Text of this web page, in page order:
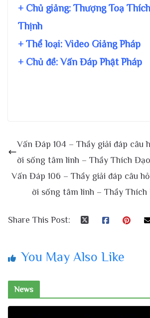
+ Chủ giảng: Thượng Toạ
Thịnh
+ Thể loại: Video Giảng Pháp
+ Chủ đề:Vấn Đáp Phật Pháp
Vấn Đáp 104 – Thầy giải đáp câu
ời sống tâm linh – Thầy Thích
Vấn Đáp 106 – Thầy giải đáp câu
ời sống tâm linh – Thầy Thích
Share This Post:
You May Also Like
News